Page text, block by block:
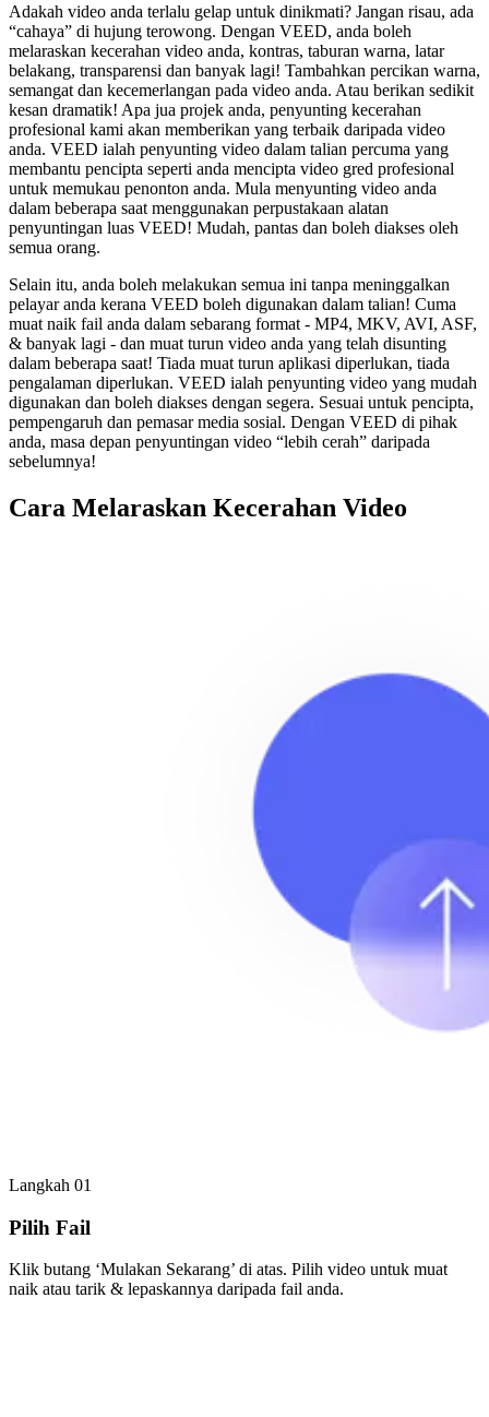
Adakah video anda terlalu gelap untuk dinikmati? Jangan risau, ada
“cahaya” di hujung terowong. Dengan VEED, anda boleh
melaraskan kecerahan video anda, kontras, taburan warna, latar
belakang, transparensi dan banyak lagi! Tambahkan percikan warna,
semangat dan kecemerlangan pada video anda. Atau berikan sedikit
kesan dramatik! Apa jua projek anda, penyunting kecerahan
profesional kami akan memberikan yang terbaik daripada video
anda. VEED ialah penyunting video dalam talian percuma yang
membantu pencipta seperti anda mencipta video gred profesional
untuk memukau penonton anda. Mula menyunting video anda
dalam beberapa saat menggunakan perpustakaan alatan
penyuntingan luas VEED! Mudah, pantas dan boleh diakses oleh
semua orang.
Selain itu, anda boleh melakukan semua ini tanpa meninggalkan
pelayar anda kerana VEED boleh digunakan dalam talian! Cuma
muat naik fail anda dalam sebarang format - MP4, MKV, AVI, ASF,
& banyak lagi - dan muat turun video anda yang telah disunting
dalam beberapa saat! Tiada muat turun aplikasi diperlukan, tiada
pengalaman diperlukan. VEED ialah penyunting video yang mudah
digunakan dan boleh diakses dengan segera. Sesuai untuk pencipta,
pempengaruh dan pemasar media sosial. Dengan VEED di pihak
anda, masa depan penyuntingan video “lebih cerah” daripada
sebelumnya!
Cara Melaraskan Kecerahan Video
Langkah 01
Pilih Fail
Klik butang ‘Mulakan Sekarang’ di atas. Pilih video untuk muat
naik atau tarik & lepaskannya daripada fail anda.